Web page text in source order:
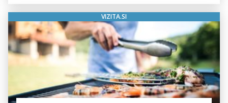
VIZITA.SI